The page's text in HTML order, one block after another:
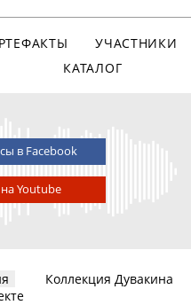
УЧАСТНИКИ
КАТАЛОГ
в Facebook
Youtube
Коллекция Дувакина